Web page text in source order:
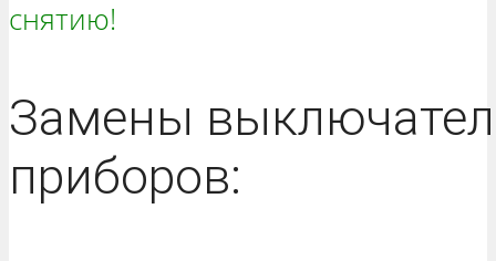
снятию!
Замены
приборов: